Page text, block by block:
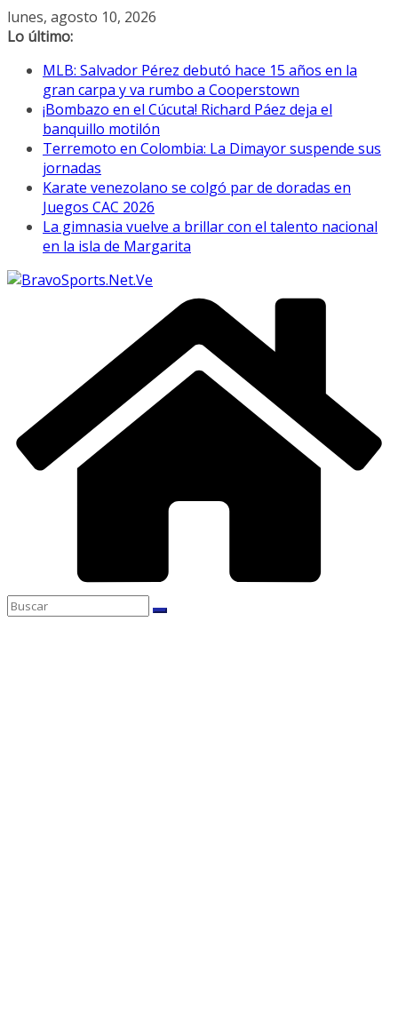
Saltar
al
lunes, agosto 10, 2026
Lo último:
MLB: Salvador Pérez debutó hace 15 años en la
gran carpa y va rumbo a Cooperstown
¡Bombazo en el Cúcuta! Richard Páez deja el
banquillo motilón
Terremoto en Colombia: La Dimayor suspende sus
jornadas
Karate venezolano se colgó par de doradas en
Juegos CAC 2026
La gimnasia vuelve a brillar con el talento nacional
en la isla de Margarita